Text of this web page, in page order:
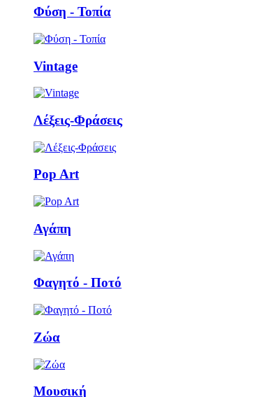
Φύση - Τοπία
Vintage
Λέξεις-Φράσεις
Pop Art
Αγάπη
Φαγητό - Ποτό
Ζώα
Μουσική